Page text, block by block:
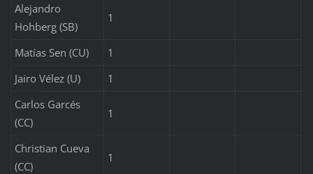
Alejandro
Hohberg (SB)
1
Matías Sen (CU)
1
Jairo Vélez (U)
1
Carlos Garcés
(CC)
1
Christian Cueva
(CC)
1